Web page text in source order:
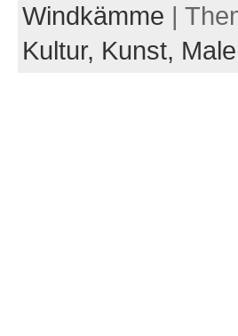
Windkämme |
Kultur, Kunst,